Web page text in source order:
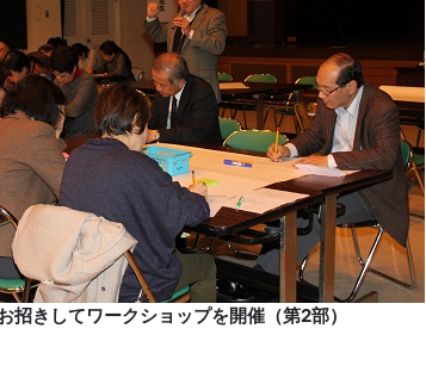
招きしてワークショップを開催（第2部）